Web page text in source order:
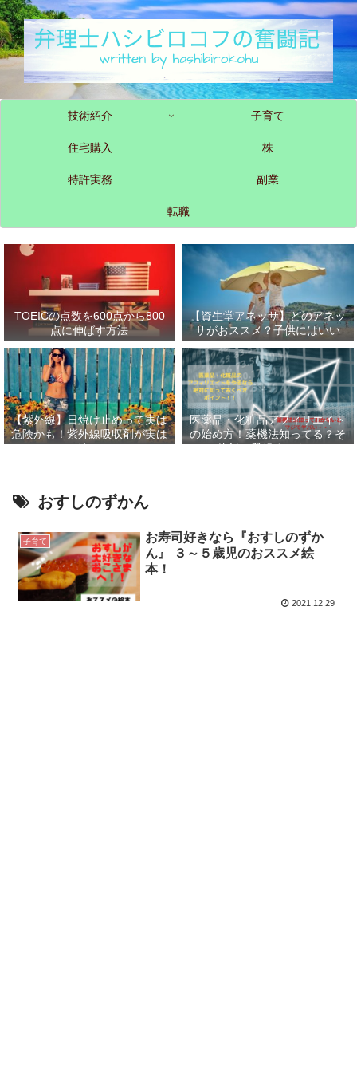
技術紹介 子育て
住宅購入 株
特許実務 副業
転職
TOEICの点数を600点から800
点に伸ばす方法
【資生堂アネッサ】どのアネッ
サがおススメ？子供にはいい
の？
【紫外線】日焼け止めって実は
危険かも！紫外線吸収剤が実は
怖い
医薬品・化粧品アフィリエイト
の始め方！薬機法知ってる？そ
して絶対に登録すべきASP６
おすしのずかん
子育て
お寿司好きなら『おすしのずか
ん』 ３～５歳児のおススメ絵
本！
2021.12.29